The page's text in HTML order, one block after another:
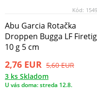
Kód:
Abu Garcia Rotačka
Droppen Bugga LF
10 g 5 cm
2,76 EUR 5,60 EUR
3 ks Skladom
U vás doma: streda 12.8.